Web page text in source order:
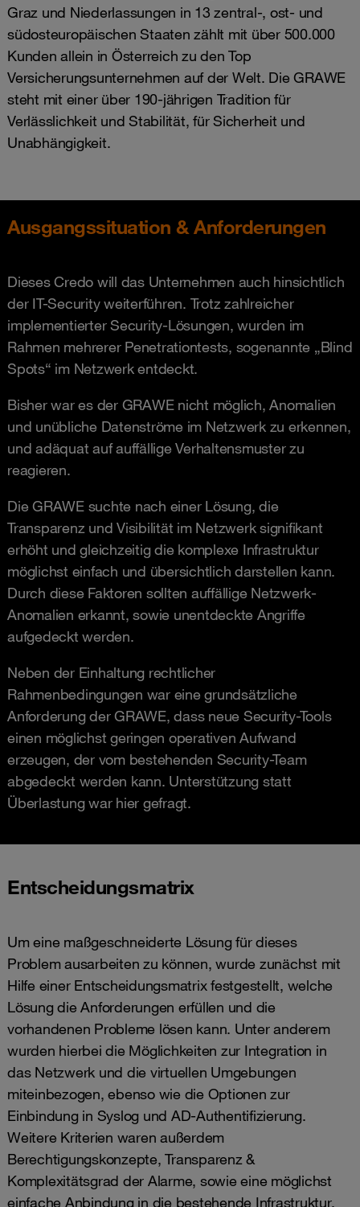
Graz und Niederlassungen in 13 zentral-, ost- und
südosteuropäischen Staaten zählt mit über 500.000
Kunden allein in Österreich zu den Top
Versicherungsunternehmen auf der Welt. Die GRAWE
steht mit einer über 190-jährigen Tradition für
Verlässlichkeit und Stabilität, für Sicherheit und
Unabhängigkeit.
Ausgangssituation & Anforderungen
Dieses Credo will das Unternehmen auch hinsichtlich
der IT-Security weiterführen. Trotz zahlreicher
implementierter Security-Lösungen, wurden im
Rahmen mehrerer Penetrationtests, sogenannte „Blind
Spots“ im Netzwerk entdeckt.
Bisher war es der GRAWE nicht möglich, Anomalien
und unübliche Datenströme im Netzwerk zu erkennen,
und adäquat auf auffällige Verhaltensmuster zu
reagieren.
Die GRAWE suchte nach einer Lösung, die
Transparenz und Visibilität im Netzwerk signifikant
erhöht und gleichzeitig die komplexe Infrastruktur
möglichst einfach und übersichtlich darstellen kann.
Durch diese Faktoren sollten auffällige Netzwerk-
Anomalien erkannt, sowie unentdeckte Angriffe
aufgedeckt werden.
Neben der Einhaltung rechtlicher
Rahmenbedingungen war eine grundsätzliche
Anforderung der GRAWE, dass neue Security-Tools
einen möglichst geringen operativen Aufwand
erzeugen, der vom bestehenden Security-Team
abgedeckt werden kann. Unterstützung statt
Überlastung war hier gefragt.
Entscheidungsmatrix
Um eine maßgeschneiderte Lösung für dieses
Problem ausarbeiten zu können, wurde zunächst mit
Hilfe einer Entscheidungsmatrix festgestellt, welche
Lösung die Anforderungen erfüllen und die
vorhandenen Probleme lösen kann. Unter anderem
wurden hierbei die Möglichkeiten zur Integration in
das Netzwerk und die virtuellen Umgebungen
miteinbezogen, ebenso wie die Optionen zur
Einbindung in Syslog und AD-Authentifizierung.
Weitere Kriterien waren außerdem
Berechtigungskonzepte, Transparenz &
Komplexitätsgrad der Alarme, sowie eine möglichst
einfache Anbindung in die bestehende Infrastruktur.